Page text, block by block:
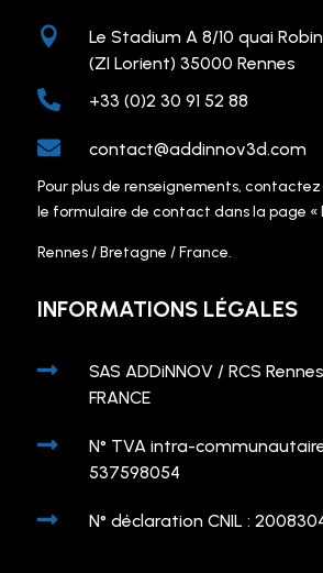

Le Stadium A 8/10 quai
(ZI Lorient) 35000 Rennes
 +33 (0)2 30 91 52 88
 contact@addinnov3d.com
Pour plus de renseignements, contactez
le formulaire de contact dans la page «
Rennes / Bretagne / France.
INFORMATIONS LÉGALES

SAS ADDiNNOV / RCS
FRANCE

N° TVA intra-communautaire
537598054
 N° déclaration CNIL :